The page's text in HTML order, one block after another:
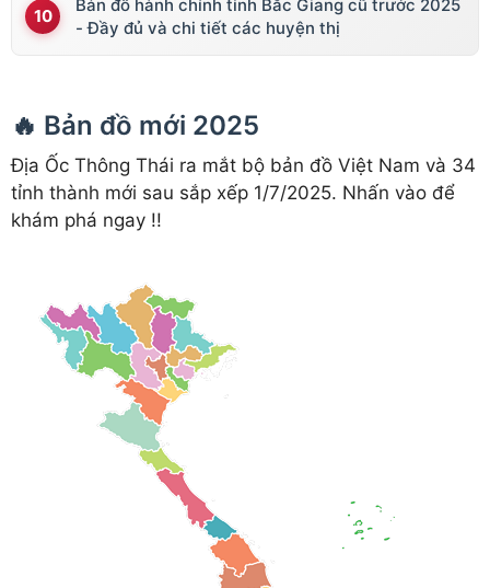
Bản đồ hành chính tỉnh Bắc Giang cũ trước 2025
- Đầy đủ và chi tiết các huyện thị
🔥 Bản đồ mới 2025
Địa Ốc Thông Thái ra mắt bộ bản đồ Việt Nam và 34
tỉnh thành mới sau sắp xếp 1/7/2025. Nhấn vào để
khám phá ngay !!